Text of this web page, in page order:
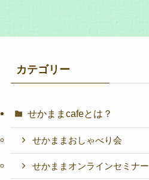
カテゴリー
せかままcafeとは？
せかままおしゃべり会
せかままオンラインセミナー